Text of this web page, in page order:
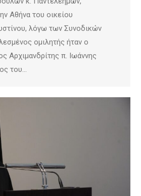
Αθήνα του οικείου
λόγω των Συνοδικών
ομιλητής ήταν ο
Αρχιμανδρίτης π. Ιωάννης
του…